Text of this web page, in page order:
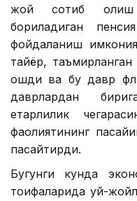
жой сотиб олиш
бориладиган
фойдаланиш
тайёр, таъмирланган
ошди ва бу давр
даврлардан
етарлилик
фаолиятининг
пасайтирди.
Бугунги кунда
тоифаларида уй-